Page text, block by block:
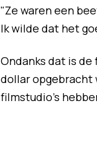
"Ze waren een
Ik wilde dat het
Ondanks dat is
dollar opgebracht
filmstudio's